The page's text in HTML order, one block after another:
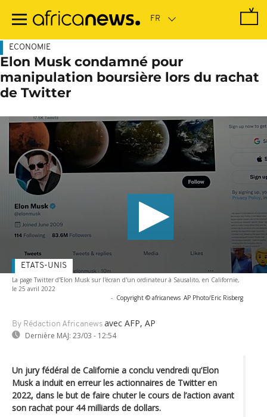
contenu
ECONOMIE
Elon Musk condamné pour
manipulation boursière lors du rachat
de Twitter
La page Twitter d'Elon Musk sur l'écran d'un ordinateur à Sausalito, en Californie,
le 25 avril 2022
- Copyright © africanews AP Photo/Eric Risberg
By Rédaction Africanews avec AFP, AP
Dernière MAJ: 23/03 - 12:54
ETATS-UNIS
Un jury fédéral de Californie a conclu vendredi qu’Elon
Musk a induit en erreur les actionnaires de Twitter en
2022, dans le but de faire chuter le cours de l’action avant
son rachat pour 44 milliards de dollars.